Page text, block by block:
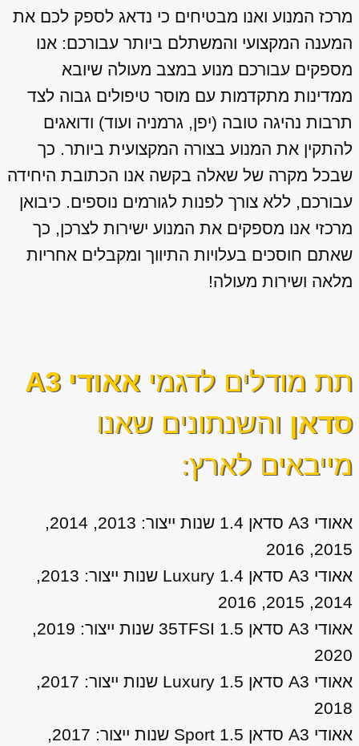
מרכז המנוע ואנו מבטיחים כי נדאג לספק לכם את
המענה המקצועי והמשתלם ביותר עבורכם: אנו
מספקים עבורכם מנוע במצב מעולה שיובא
ממדינות מתקדמות עם מוסר טיפולים גבוה לצד
תרבות נהיגה טובה (יפן, גרמניה ועוד) ודואגים
להתקין את המנוע בצורה המקצועית ביותר. כך
שבכל מקרה של שאלה בקשה אנו הכתובת היחידה
עבורכם, ללא צורך לפנות לגורמים נוספים. כיבואן
מרכזי אנו מספקים את המנוע ישירות לצרכן, כך
שאתם חוסכים בעלויות התיווך ומקבלים אחריות
מלאה ושירות מעולה!
תת מודלים לדגמי
אאודי A3
סדאן והשנתונים שאנו
מייבאים לארץ:
אאודי A3 סדאן 1.4 שנות ייצור: 2013, 2014,
2015, 2016
אאודי A3 סדאן 1.4 Luxury שנות ייצור: 2013,
2014, 2015, 2016
אאודי A3 סדאן 1.5 35TFSI שנות ייצור: 2019,
2020
אאודי A3 סדאן 1.5 Luxury שנות ייצור: 2017,
2018
אאודי A3 סדאן 1.5 Sport שנות ייצור: 2017,